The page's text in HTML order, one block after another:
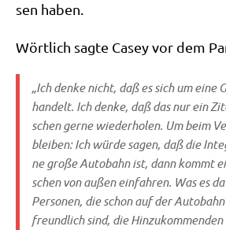
sen haben.
Wört­lich sag­te Casey vor dem
„Ich den­ke nicht, daß es sich um eine
han­delt. Ich den­ke, daß das nur ein
schen ger­ne wie­der­ho­len. Um beim
blei­ben: Ich wür­de sagen, daß die
ne gro­ße Auto­bahn ist, dann kommt
schen von außen ein­fah­ren. Was es
Per­so­nen, die schon auf der
freund­lich sind, die